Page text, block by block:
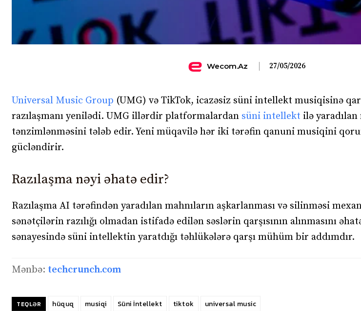
Wecom.az 27/05/2026
Universal Music Group (UMG) və TikTok, icazəsiz süni intellekt musiqisinə
razılaşmanı yenilədi. UMG illərdir platformalardan süni intellekt ilə
tənzimlənməsini tələb edir. Yeni müqavilə hər iki tərəfin qanuni musiqini
gücləndirir.
Razılaşma nəyi əhatə edir?
Razılaşma AI tərəfindən yaradılan mahnıların aşkarlanması və silinməsi
sənətçilərin razılığı olmadan istifadə edilən səslərin qarşısının alınmasını
sənayesində süni intellektin yaratdığı təhlükələrə qarşı mühüm bir addımdır.
Mənbə: techcrunch.com
TEQLƏR hüquq musiqi Süni İntellekt tiktok universal music